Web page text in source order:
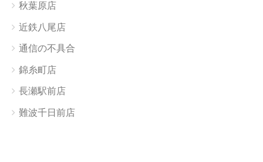
秋葉原店
近鉄八尾店
通信の不具合
錦糸町店
長瀬駅前店
難波千日前店